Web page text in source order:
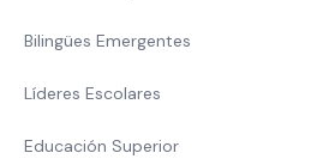
Bilingües Emergentes
Líderes Escolares
Educación Superior